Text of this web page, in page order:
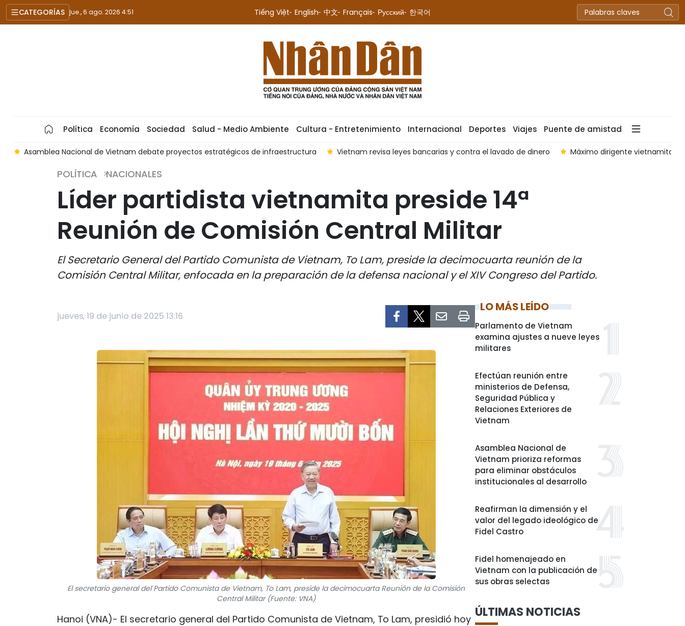
CATEGORÍAS jue., 6 ago. 2026 4:51 Tiếng Việt English 中文 Français Русский 한국어
Política Economía Sociedad Salud - Medio Ambiente Cultura - Entretenimiento Internacional Deportes Viajes Puente de amistad
Asamblea Nacional de Vietnam debate proyectos estratégicos de infraestructura Vietnam revisa leyes bancarias y contra el lavado de dinero Máximo dirigente vietnamita
POLÍTICA NACIONALES
Líder partidista vietnamita preside 14ª
Reunión de Comisión Central Militar
El Secretario General del Partido Comunista de Vietnam, To Lam, preside la decimocuarta reunión de la
Comisión Central Militar, enfocada en la preparación de la defensa nacional y el XIV Congreso del Partido.
jueves, 19 de junio de 2025 13:16
El secretario general del Partido Comunista de Vietnam, To Lam, preside la decimocuarta Reunión de la Comisión
Central Militar (Fuente: VNA)
Hanoi (VNA)- El secretario general del Partido Comunista de Vietnam, To Lam, presidió hoy
LO MÁS LEÍDO
Parlamento de Vietnam
examina ajustes a nueve leyes
militares
Efectúan reunión entre
ministerios de Defensa,
Seguridad Pública y
Relaciones Exteriores de
Vietnam
Asamblea Nacional de
Vietnam prioriza reformas
para eliminar obstáculos
institucionales al desarrollo
Reafirman la dimensión y el
valor del legado ideológico de
Fidel Castro
Fidel homenajeado en
Vietnam con la publicación de
sus obras selectas
ÚLTIMAS NOTICIAS